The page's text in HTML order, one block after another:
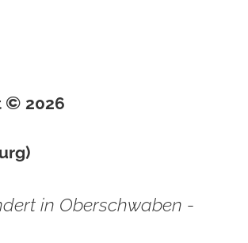
© 2026
in Oberschwaben -